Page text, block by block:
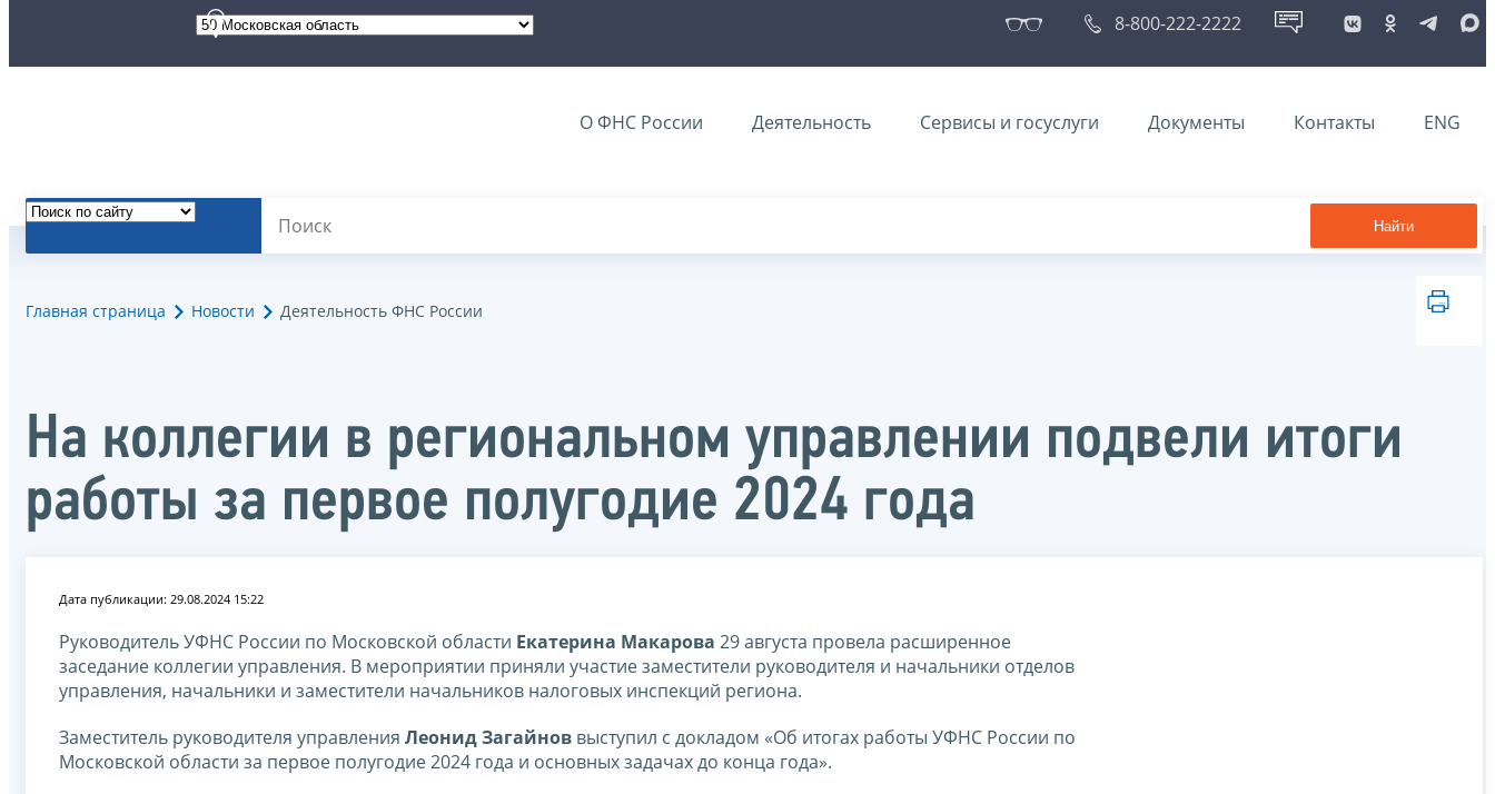
8-800-222-2222
О ФНС России Деятельность Сервисы и госуслуги Документы Контакты ENG
Найти
Главная страница Новости Деятельность ФНС России
На коллегии в региональном управлении подвели итоги
работы за первое полугодие 2024 года
Дата публикации: 29.08.2024 15:22
Руководитель УФНС России по Московской области Екатерина Макарова 29 августа провела расширенное
заседание коллегии управления. В мероприятии приняли участие заместители руководителя и начальники отделов
управления, начальники и заместители начальников налоговых инспекций региона.
Заместитель руководителя управления Леонид Загайнов выступил с докладом «Об итогах работы УФНС России по
Московской области за первое полугодие 2024 года и основных задачах до конца года».